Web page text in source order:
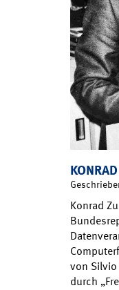
Konrad
von Silvio
durch